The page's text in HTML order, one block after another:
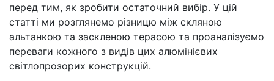
перед тим, як зробити остаточний вибір. У цій
статті ми розглянемо різницю між скляною
альтанкою та заскленою терасою та проаналізуємо
переваги кожного з видів цих алюмінієвих
світлопрозорих конструкцій.